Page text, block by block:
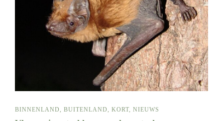
BINNENLAND BUITENLAND KORT NIEUWS